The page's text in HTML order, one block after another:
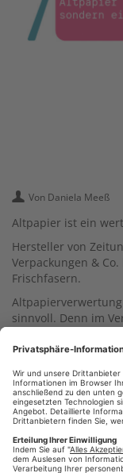
Von Daniela Meeß
Altpapier ist ein
Hersteller von
Verpackungen &
Frischfasern.
sinnvoll. Denn im
rund 33 Prozent der
2022 musste
einliefern lassen,
#umweltbroschüre,